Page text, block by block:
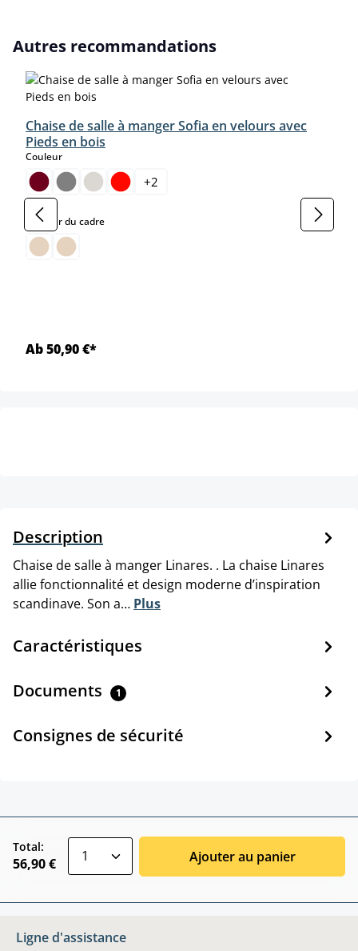
Ignorer la galerie de produits
Autres recommandations
Chaise de salle à manger Sofia en velours avec
Pieds en bois
Couleurselect
+2
Couleur du cadreselect
Ab 50,90 €*
Description
Chaise de salle à manger Linares. . La chaise Linares
allie fonctionnalité et design moderne d’inspiration
scandinave. Son a… Plus
Caractéristiques
Documents 1
Consignes de sécurité
Total:
56,90 € Ajouter au panier
Ligne d'assistance